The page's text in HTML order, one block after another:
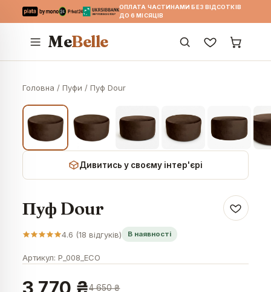
ОПЛАТА ЧАСТИНАМИ БЕЗ ВІДСОТКІВ
ДО 6 МІСЯЦІВ
MeBelle
Головна /Пуфи /Пуф Dour
Дивитись у своєму інтер'єрі
Пуф Dour
4.6 (18 відгуків) В наявності
Артикул:P_008_ECO
4 650 ₴